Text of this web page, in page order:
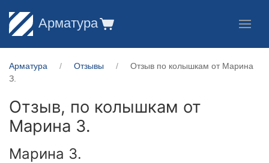
Арматура
Арматура Отзывы
Отзыв по колышкам от Марина
З.
Отзыв, по колышкам от
Марина З.
Марина З.